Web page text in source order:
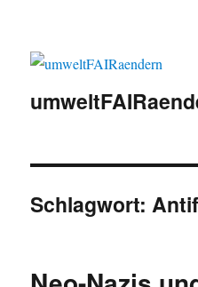
Schlagwort: